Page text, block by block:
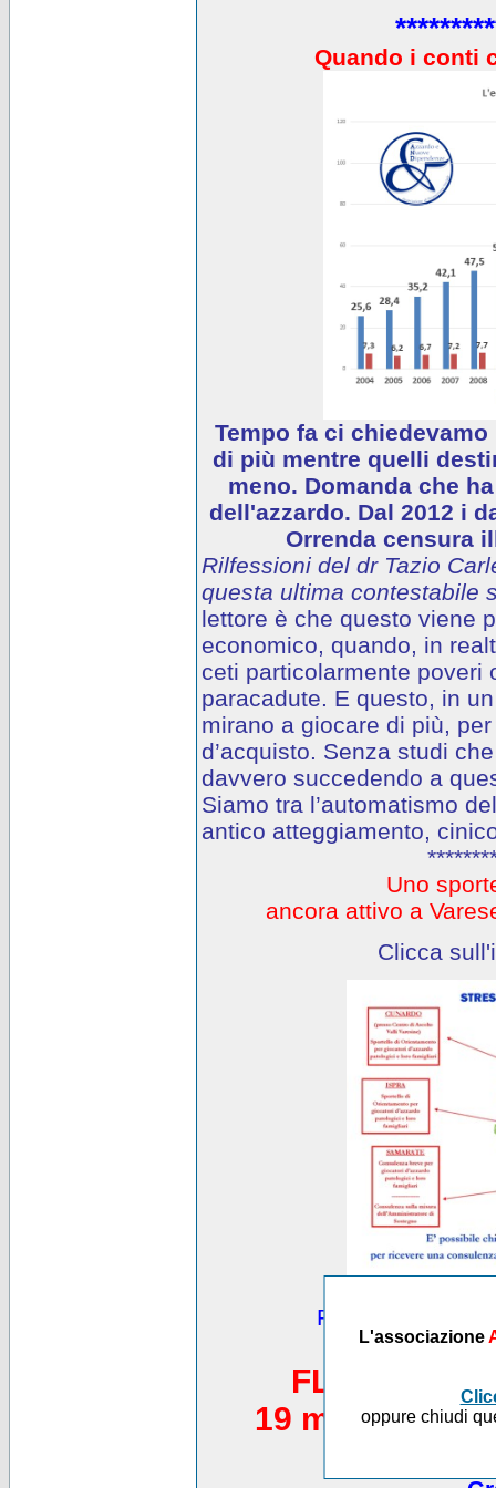
L'associazione
oppure chiudi
Quando i conti
Tempo fa ci
di più mentre quelli
meno. Domanda che
dell'azzardo. Dal 2012 i
Orrenda censura
Rilfessioni del dr Tazio
questa ultima contestabile
lettore è che questo viene
economico, quando, in
ceti particolarmente poveri
paracadute. E questo, in
mirano a giocare di più,
d’acquisto. Senza studi
davvero succedendo a
Siamo tra l’automatismo
antico atteggiamento,
Uno
ancora attivo a
Clicca
Puoi vedere
FLASH
19 maggio